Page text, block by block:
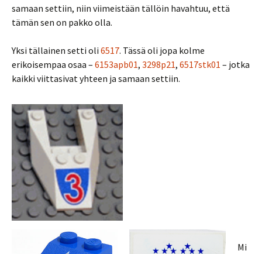
samaan settiin, niin viimeistään tällöin havahtuu, että
tämän sen on pakko olla.
Yksi tällainen setti oli 6517. Tässä oli jopa kolme
erikoisempaa osaa – 6153apb01, 3298p21, 6517stk01 – jotka
kaikki viittasivat yhteen ja samaan settiin.
Mi